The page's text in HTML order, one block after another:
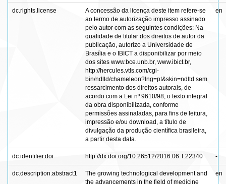
dc.rights.license
A concessão da licença deste item refere-se
ao termo de autorização impresso assinado
pelo autor com as seguintes condições: Na
qualidade de titular dos direitos de autor da
publicação, autorizo a Universidade de
Brasília e o IBICT a disponibilizar por meio
dos sites www.bce.unb.br, www.ibict.br,
http://hercules.vtls.com/cgi-
bin/ndltd/chameleon?lng=pt&skin=ndltd sem
ressarcimento dos direitos autorais, de
acordo com a Lei nº 9610/98, o texto integral
da obra disponibilizada, conforme
permissões assinaladas, para fins de leitura,
impressão e/ou download, a título de
divulgação da produção científica brasileira,
a partir desta data.
en
dc.identifier.doi http://dx.doi.org/10.26512/2016.06.T.22340 -
dc.description.abstract1
The growing technological development and
the advancements in the field of medicine
en